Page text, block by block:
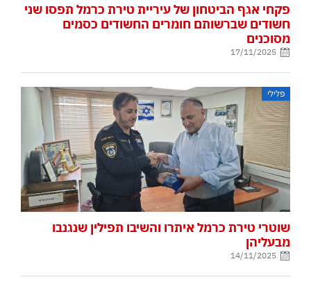
פקחי אגף הביטחון של עיריית טירת כרמל תפסו שני
חשודים שברשותם חומרים החשודים כסמים
מסוכנים
17/11/2025
פלילי
שוטרי טירת כרמל איתרו והשיבו תפילין שנגנבו
מבעליהן
14/11/2025